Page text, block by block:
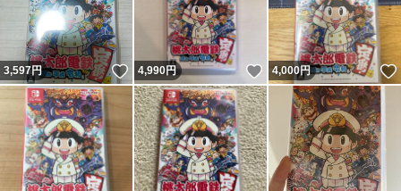
3,597円 いいね！
4,990円 いいね！
4,000円